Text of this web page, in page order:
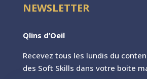
NEWSLETTER
Qlins d’Oeil
Recevez tous les lundis du
des Soft Skills dans votre boite